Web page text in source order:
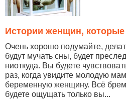
Истории женщин, которые
Очень хорошо подумайте,
будут мучать сны, будет
ниоткуда. Вы будете
раз, когда увидите молодую
беременную женщину. Всё
будете ощущать только вы...